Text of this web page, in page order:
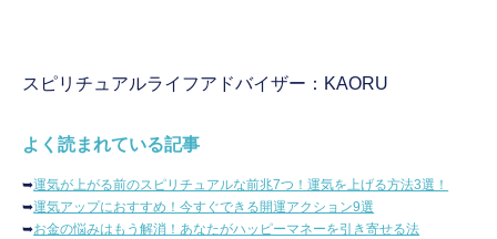
スピリチュアルライフアドバイザー：KAORU
よく読まれている記事
➥運気が上がる前のスピリチュアルな前兆7つ！運気を上げる方法3選！
➥運気アップにおすすめ！今すぐできる開運アクション9選
➥お金の悩みはもう解消！あなたがハッピーマネーを引き寄せる法